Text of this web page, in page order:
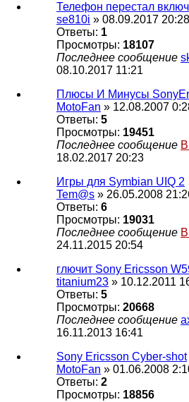
Телефон перестал
se810i » 08.09.2017 20:28
Ответы: 1
Просмотры: 18107
Последнее сообщение
08.10.2017 11:21
Плюсы И Минусы
MotoFan » 12.08.2007
Ответы: 5
Просмотры: 19451
Последнее сообщение
18.02.2017 20:23
Игры для Symbian UIQ 2
Tem@s » 26.05.2008
Ответы: 6
Просмотры: 19031
Последнее сообщение
24.11.2015 20:54
глючит Sony Ericsson
titanium23 » 10.12.2011
Ответы: 5
Просмотры: 20668
Последнее сообщение
16.11.2013 16:41
Sony Ericsson Cyber-shot
MotoFan » 01.06.2008
Ответы: 2
Просмотры: 18856